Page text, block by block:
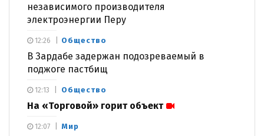
независимого производителя
электроэнергии Перу
Общество
В Зардабе задержан подозреваемый в
поджоге пастбищ
12:26
Общество
На «Торговой» горит объект
12:13
Мир
12:07